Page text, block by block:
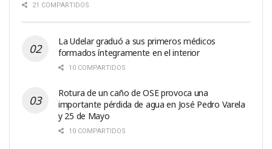
21 COMPARTIDOS
La Udelar graduó a sus primeros médicos
formados íntegramente en el interior
10 COMPARTIDOS
Rotura de un caño de OSE provoca una
importante pérdida de agua en José Pedro Varela
y 25 de Mayo
10 COMPARTIDOS